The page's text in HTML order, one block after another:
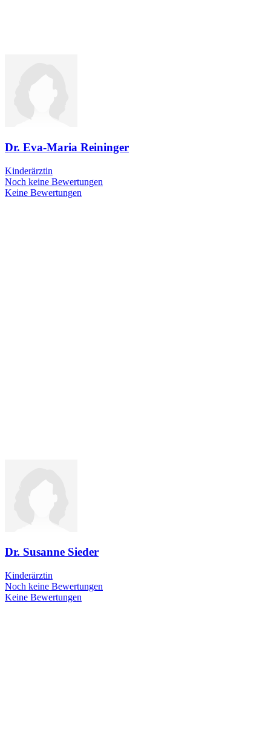
Dr. Eva-Maria Reininger
Kinderärztin
Noch keine Bewertungen
Keine Bewertungen
Dr. Susanne Sieder
Kinderärztin
Noch keine Bewertungen
Keine Bewertungen